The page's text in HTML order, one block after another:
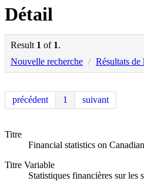
Détail
Result 1 of 1.
Nouvelle recherche / Résultats de
précédent 1 suivant
Titre
Financial statistics on
Titre Variable
Statistiques financières sur les